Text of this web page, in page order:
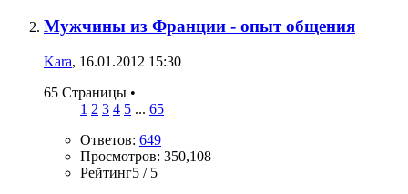
Мужчины из Франции - опыт общения
Kara, 16.01.2012 15:30
65 Страницы •
1 2 3 4 5 ... 65
Ответов: 649
Просмотров: 350,108
Рейтинг5 / 5